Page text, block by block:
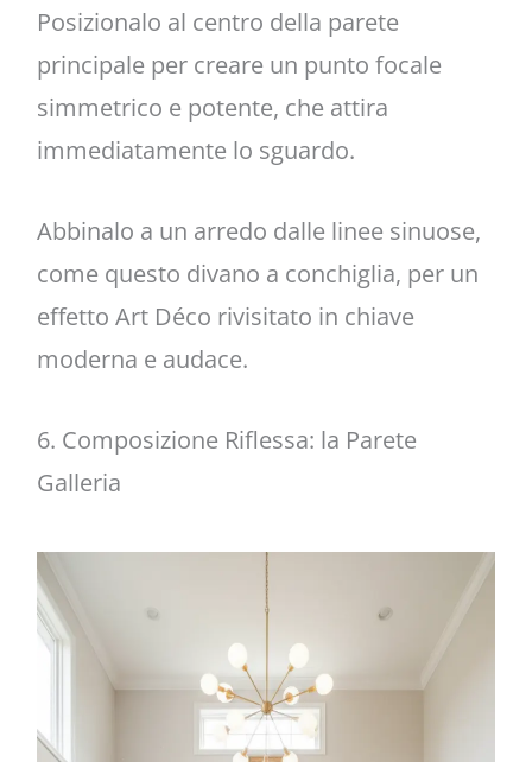
Posizionalo al centro della parete
principale per creare un punto focale
simmetrico e potente, che attira
immediatamente lo sguardo.
Abbinalo a un arredo dalle linee sinuose,
come questo divano a conchiglia, per un
effetto Art Déco rivisitato in chiave
moderna e audace.
6. Composizione Riflessa: la Parete
Galleria